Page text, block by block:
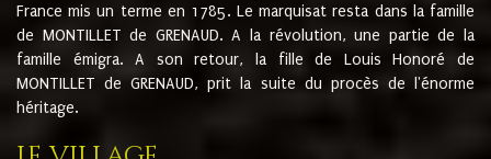
France mis un terme en 1785. Le marquisat resta dans la famille
de MONTILLET de GRENAUD. A la révolution, une partie de la
famille émigra. A son retour, la fille de Louis Honoré de
MONTILLET de GRENAUD, prit la suite du procès de l'énorme
héritage.